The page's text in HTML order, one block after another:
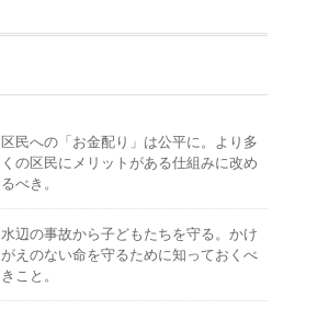
区民への「お金配り」は公平に。より多
くの区民にメリットがある仕組みに改め
るべき。
水辺の事故から子どもたちを守る。かけ
がえのない命を守るために知っておくべ
きこと。